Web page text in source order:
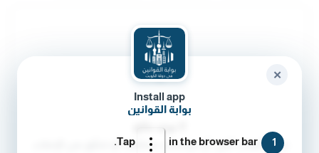
لا توجد نتائج
جرّب كلمات أقل، أو مرادفات مختلفة، أو تحقّق من الإملاء.
Install app
بوابة القوانين
1
Tap in the browser bar.
✕